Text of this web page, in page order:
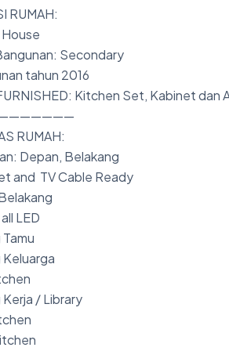
RUMAH:
House
Secondary
tahun 2016
Kitchen Set, Kabinet dan
RUMAH:
Depan, Belakang
and TV Cable Ready
LED
Tamu
Keluarga
Kerja / Library